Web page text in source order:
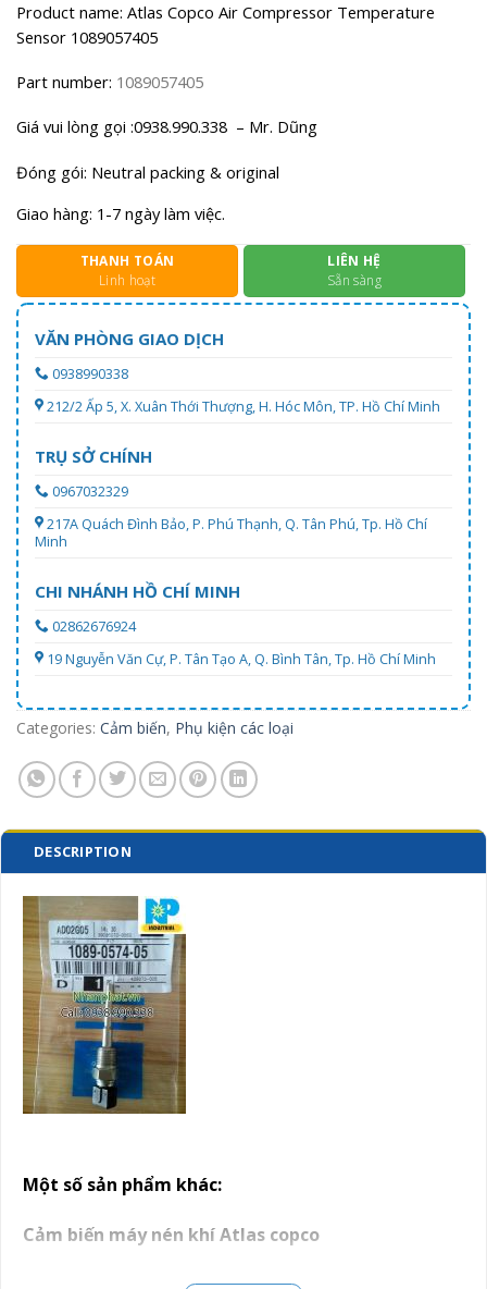
Product name: Atlas Copco Air Compressor Temperature
Sensor 1089057405
Part number: 1089057405
Giá vui lòng gọi :0938.990.338 – Mr. Dũng
Đóng gói: Neutral packing & original
Giao hàng: 1-7 ngày làm việc.
THANH TOÁN
Linh hoạt
LIÊN HỆ
Sẵn sàng
VĂN PHÒNG GIAO DỊCH
0938990338
212/2 Ấp 5, X. Xuân Thới Thượng, H. Hóc Môn, TP. Hồ Chí Minh
TRỤ SỞ CHÍNH
0967032329
217A Quách Đình Bảo, P. Phú Thạnh, Q. Tân Phú, Tp. Hồ Chí
Minh
CHI NHÁNH HỒ CHÍ MINH
02862676924
19 Nguyễn Văn Cự, P. Tân Tạo A, Q. Bình Tân, Tp. Hồ Chí Minh
Categories: Cảm biến, Phụ kiện các loại
DESCRIPTION
Một số sản phẩm khác:
Cảm biến máy nén khí Atlas copco